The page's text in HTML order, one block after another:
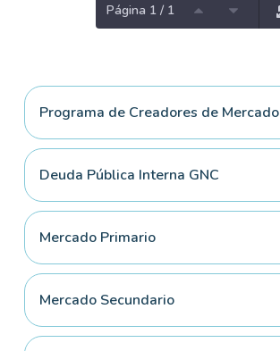
Página 1 / 1
Programa de Creadores de Mercado
Deuda Pública Interna GNC
Mercado Primario
Mercado Secundario